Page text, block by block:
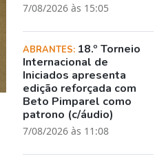
7/08/2026 às 15:05
ABRANTES: 18.º Torneio
Internacional de
Iniciados apresenta
edição reforçada com
Beto Pimparel como
patrono (c/áudio)
7/08/2026 às 11:08